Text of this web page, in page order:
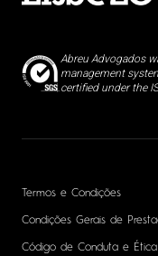
Abreu Advogados
management
certified under the
Termos e Condições
Condições Gerais de
Código de Conduta e Ética